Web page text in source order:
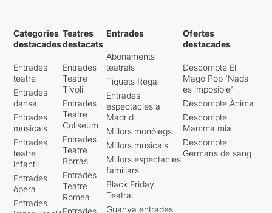
Categories
destacades
Entrades
teatre
Entrades
dansa
Entrades
musicals
Entrades
teatre
infantil
Entrades
òpera
Entrades
Teatres
destacats
Entrades
Teatre
Tívoli
Entrades
Teatre
Coliseum
Entrades
Teatre
Borràs
Entrades
Teatre
Romea
Entrades
Entrades
Abonaments
teatrals
Tiquets Regal
Entrades
espectacles a
Madrid
Millors monòlegs
Millors musicals
Millors espectacles
familiars
Black Friday
Teatral
Guanya entrades
Ofertes
destacades
Descompte El
Mago Pop 'Nada
es imposible'
Descompte Ànima
Descompte
Mamma mia
Descompte
Germans de sang